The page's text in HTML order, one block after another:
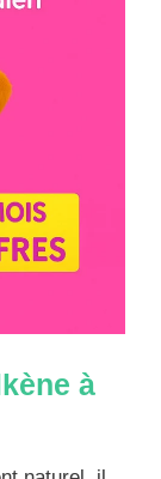
à